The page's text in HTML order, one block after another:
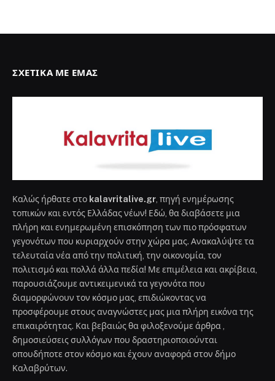
ΣΧΕΤΙΚΆ ΜΕ ΕΜΆΣ
Καλώς ήρθατε στο kalavritalive.gr , πηγή ενημέρωσης
τοπικών και εντός Ελλάδας νέων! Εδώ, θα διαβάσετε μια
πλήρη και ενημερωμένη επισκόπηση των πιο πρόσφατων
γεγονότων που κυριαρχούν στην χώρα μας. Ανακαλύψτε τα
τελευταία νέα από την πολιτική, την οικονομία, τον
πολιτισμό και πολλά άλλα πεδία! Με επιμέλεια και ακρίβεια,
παρουσιάζουμε αντικειμενικά τα γεγονότα που
διαμορφώνουν τον κόσμο μας, επιδιώκοντας να
προσφέρουμε στους αναγνώστες μας μια πλήρη εικόνα της
επικαιρότητας. Και βεβαιώς θα φιλοξενούμε άρθρα ,
δημοσιεύσεις συλλόγων που δραστηριοποιούνται
οπουδήποτε στον κόσμο και έχουν αναφορά στον δήμο
Καλαβρύτων.